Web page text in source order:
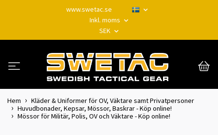
www.swetac.se
Inkl. moms
SEK
Hem
Kläder & Uniformer för OV, Väktare samt Privatpersoner
Huvudbonader, Kepsar, Mössor, Baskrar - Köp online!
Mössor för Militär, Polis, OV och Väktare - Köp online!